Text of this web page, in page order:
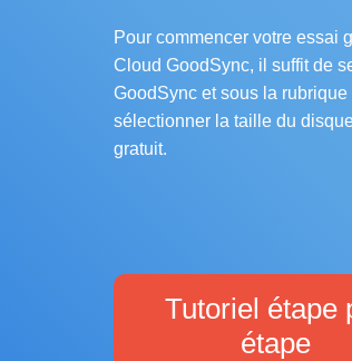
Pour commencer votre essai
Cloud GoodSync, il suffit de
GoodSync et sous la
sélectionner la taille du
gratuit.
Tutoriel étape
étape